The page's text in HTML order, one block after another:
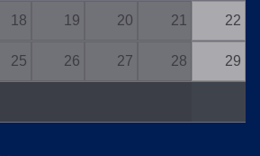
18 19 20 21 22
25 26 27 28 29